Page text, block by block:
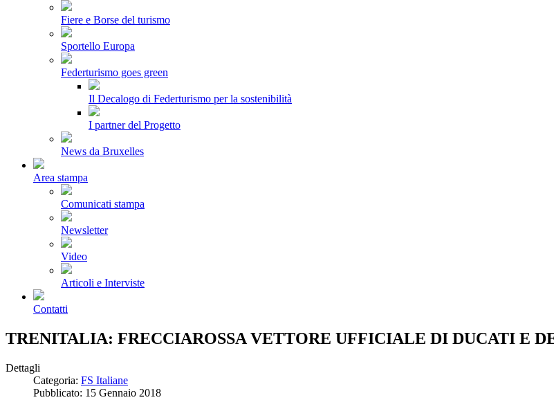
Fiere e Borse del turismo
Sportello Europa
Federturismo goes green
Il Decalogo di Federturismo per la sostenibilità
I partner del Progetto
News da Bruxelles
Area stampa
Comunicati stampa
Newsletter
Video
Articoli e Interviste
Contatti
TRENITALIA: FRECCIAROSSA VETTORE UFFICIALE DI DUCATI E
Dettagli
Categoria: FS Italiane
Pubblicato: 15 Gennaio 2018